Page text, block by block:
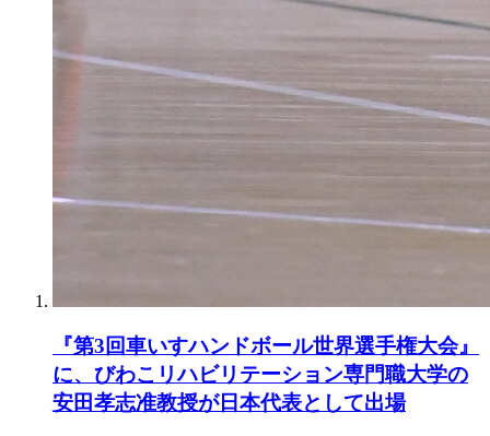
『第3回車いすハンドボール世界選手権大会』
に、びわこリハビリテーション専門職大学の
安田孝志准教授が日本代表として出場